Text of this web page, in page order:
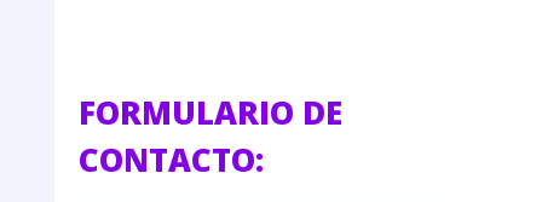
FORMULARIO DE
CONTACTO: